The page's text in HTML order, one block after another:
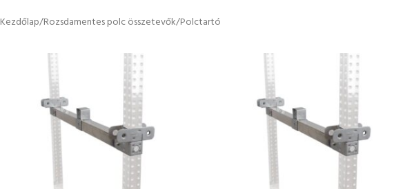
Kezdőlap Rozsdamentes polc összetevők Polctartó